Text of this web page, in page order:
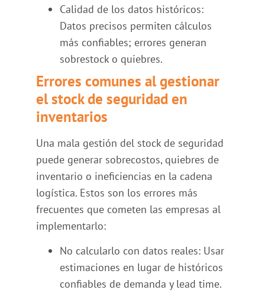
Calidad de los datos históricos:
Datos precisos permiten cálculos
más confiables; errores generan
sobrestock o quiebres.
Errores comunes al gestionar
el stock de seguridad en
inventarios
Una mala gestión del stock de seguridad
puede generar sobrecostos, quiebres de
inventario o ineficiencias en la cadena
logística. Estos son los errores más
frecuentes que cometen las empresas al
implementarlo:
No calcularlo con datos reales: Usar
estimaciones en lugar de históricos
confiables de demanda y lead time.